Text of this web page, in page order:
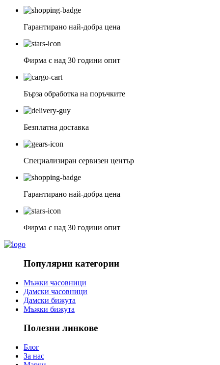
Гарантирано най-добра цена
Фирма с над 30 години опит
Бърза обработка на поръчките
Безплатна доставка
Специализиран сервизен център
Гарантирано най-добра цена
Фирма с над 30 години опит
Популярни категории
Мъжки часовници
Дамски часовници
Дамски бижута
Мъжки бижута
Полезни линкове
Блог
За нас